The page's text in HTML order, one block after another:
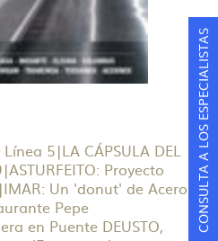
Línea 5|LA CÁPSULA DEL
|ASTURFEITO: Proyecto
|IMAR: Un 'donut' de Acero
Pepe
en Puente DEUSTO,
CONSULTA A LOS ESPECIALISTAS